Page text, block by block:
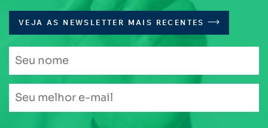
VEJA AS NEWSLETTER MAIS RECENTES